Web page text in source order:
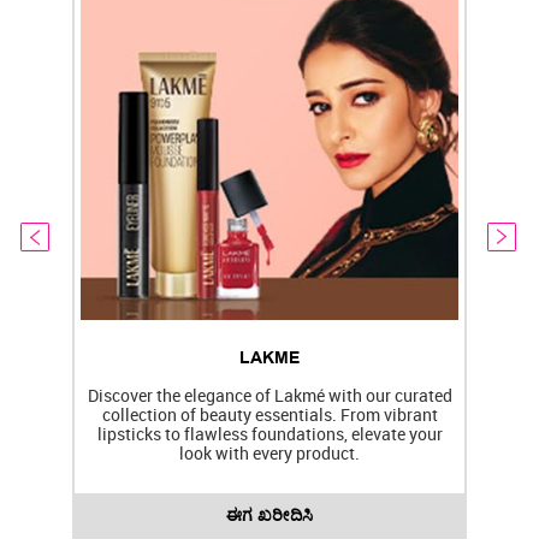
LAKME
Discover the elegance of Lakmé with our curated
collection of beauty essentials. From vibrant
lipsticks to flawless foundations, elevate your
look with every product.
ಈಗ ಖರೀದಿಸಿ